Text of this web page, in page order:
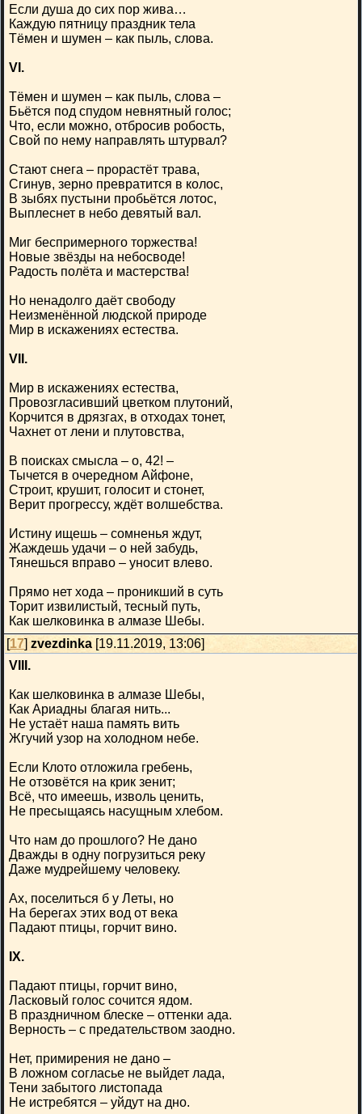
Если душа до сих пор жива…
Каждую пятницу праздник тела
Тёмен и шумен – как пыль, слова.
VI.
Тёмен и шумен – как пыль, слова –
Бьётся под спудом невнятный голос;
Что, если можно, отбросив робость,
Свой по нему направлять штурвал?
Стают снега – прорастёт трава,
Сгинув, зерно превратится в колос,
В зыбях пустыни пробьётся лотос,
Выплеснет в небо девятый вал.
Миг беспримерного торжества!
Новые звёзды на небосводе!
Радость полёта и мастерства!
Но ненадолго даёт свободу
Неизменённой людской природе
Мир в искажениях естества.
VII.
Мир в искажениях естества,
Провозгласивший цветком плутоний,
Корчится в дрязгах, в отходах тонет,
Чахнет от лени и плутовства,
В поисках смысла – о, 42! –
Тычется в очередном Айфоне,
Строит, крушит, голосит и стонет,
Верит прогрессу, ждёт волшебства.
Истину ищешь – сомненья ждут,
Жаждешь удачи – о ней забудь,
Тянешься вправо – уносит влево.
Прямо нет хода – проникший в суть
Торит извилистый, тесный путь,
Как шелковинка в алмазе Шебы.
[17]zvezdinka [19.11.2019, 13:06]
VIII.
Как шелковинка в алмазе Шебы,
Как Ариадны благая нить...
Не устаёт наша память вить
Жгучий узор на холодном небе.
Если Клото отложила гребень,
Не отзовётся на крик зенит;
Всё, что имеешь, изволь ценить,
Не пресыщаясь насущным хлебом.
Что нам до прошлого? Не дано
Дважды в одну погрузиться реку
Даже мудрейшему человеку.
Ах, поселиться б у Леты, но
На берегах этих вод от века
Падают птицы, горчит вино.
IX.
Падают птицы, горчит вино,
Ласковый голос сочится ядом.
В праздничном блеске – оттенки ада.
Верность – с предательством заодно.
Нет, примирения не дано –
В ложном согласье не выйдет лада,
Тени забытого листопада
Не истребятся – уйдут на дно.